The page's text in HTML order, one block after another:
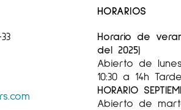
HORARIOS
Horario de
del 2025)
Abierto de
10:30 a 14h
HORARIO
Abierto de